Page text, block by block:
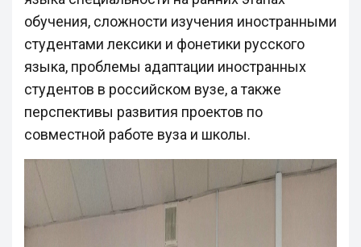
обучения, сложности изучения иностранными
студентами лексики и фонетики русского
языка, проблемы адаптации иностранных
студентов в российском вузе, а также
перспективы развития проектов по
совместной работе вуза и школы.